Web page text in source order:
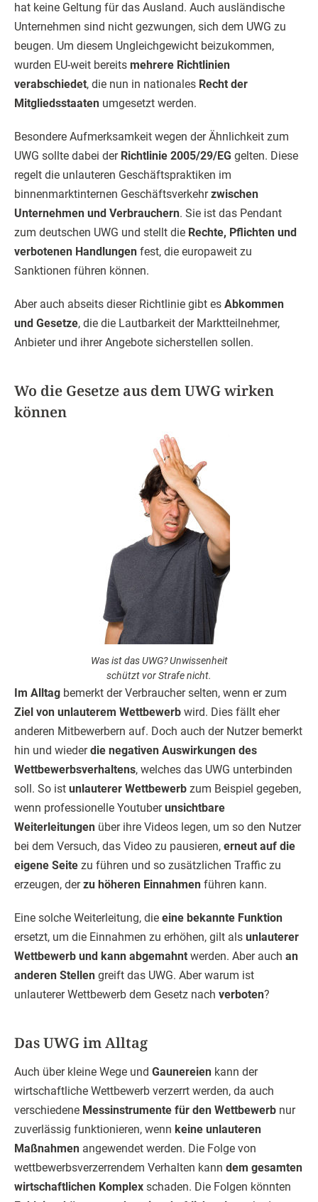
hat keine Geltung für das Ausland. Auch ausländische
Unternehmen sind nicht gezwungen, sich dem UWG zu
beugen. Um diesem Ungleichgewicht beizukommen,
wurden EU-weit bereits mehrere Richtlinien
verabschiedet, die nun in nationales Recht der
Mitgliedsstaaten umgesetzt werden.
Besondere Aufmerksamkeit wegen der Ähnlichkeit zum
UWG sollte dabei der Richtlinie 2005/29/EG gelten. Diese
regelt die unlauteren Geschäftspraktiken im
binnenmarktinternen Geschäftsverkehrzwischen
Unternehmen und Verbrauchern. Sie ist das Pendant
zum deutschen UWG und stellt die Rechte, Pflichten und
verbotenen Handlungen fest, die europaweit zu
Sanktionen führen können.
Aber auch abseits dieser Richtlinie gibt es Abkommen
und Gesetze, die die Lautbarkeit der Marktteilnehmer,
Anbieter und ihrer Angebote sicherstellen sollen.
Wo die Gesetze aus dem UWG wirken
können
Was ist das UWG? Unwissenheit
schützt vor Strafe nicht.
Im Alltag bemerkt der Verbraucher selten, wenn er zum
Ziel von unlauterem Wettbewerb wird. Dies fällt eher
anderen Mitbewerbern auf. Doch auch der Nutzer bemerkt
hin und wiederdie negativen Auswirkungen des
Wettbewerbsverhaltens, welches das UWG unterbinden
soll. So ist unlauterer Wettbewerb zum Beispiel gegeben,
wenn professionelle Youtuberunsichtbare
Weiterleitungen über ihre Videos legen, um so den Nutzer
bei dem Versuch, das Video zu pausieren, erneut auf die
eigene Seite zu führen und so zusätzlichen Traffic zu
erzeugen, derzu höheren Einnahmen führen kann.
Eine solche Weiterleitung, die eine bekannte Funktion
ersetzt, um die Einnahmen zu erhöhen, gilt als unlauterer
Wettbewerb und kann abgemahnt werden. Aber auch an
anderen Stellen greift das UWG. Aber warum ist
unlauterer Wettbewerb dem Gesetz nach verboten?
Das UWG im Alltag
Auch über kleine Wege und Gaunereien kann der
wirtschaftliche Wettbewerb verzerrt werden, da auch
verschiedene Messinstrumente für den Wettbewerb nur
zuverlässig funktionieren, wenn keine unlauteren
Maßnahmen angewendet werden. Die Folge von
wettbewerbsverzerrendem Verhalten kann dem gesamten
wirtschaftlichen Komplex schaden. Die Folgen könnten